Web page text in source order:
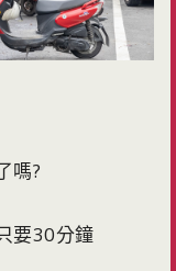
嗎?
要30分鐘